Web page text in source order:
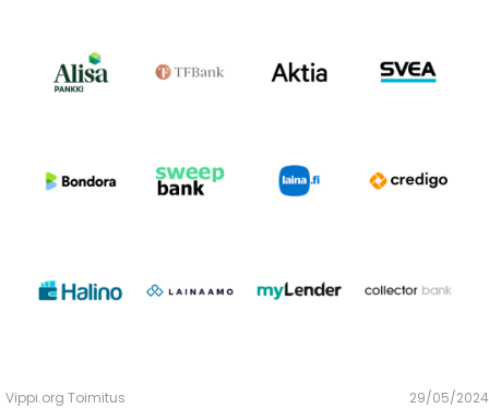
Vippi.org Toimitus
29/05/2024